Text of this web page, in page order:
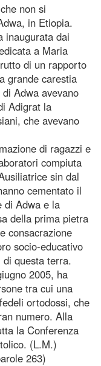
non si
in Etiopia.
inaugurata dai
a Maria
di un rapporto
grande carestia
Adwa avevano
Adigrat la
che avevano
di ragazzi e
compiuta
sin dal
cementato il
di Adwa e la
della prima pietra
consacrazione
socio-educativo
questa terra.
2005, ha
tra cui una
ortodossi, che
numero. Alla
la Conferenza
(L.M.)
263)